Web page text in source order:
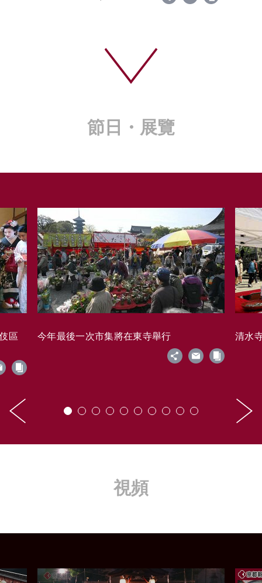
節日・展覽
區 今年最後一次市集將在東寺舉行 清水
視頻